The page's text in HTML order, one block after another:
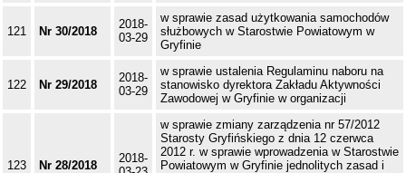
121 Nr 30/2018
2018-
03-29
w sprawie zasad użytkowania samochodów
służbowych w Starostwie Powiatowym w
Gryfinie
122 Nr 29/2018
2018-
03-29
w sprawie ustalenia Regulaminu naboru na
stanowisko dyrektora Zakładu Aktywności
Zawodowej w Gryfinie w organizacji
123 Nr 28/2018
2018-
w sprawie zmiany zarządzenia nr 57/2012
Starosty Gryfińskiego z dnia 12 czerwca
2012 r. w sprawie wprowadzenia w Starostwie
Powiatowym w Gryfinie jednolitych zasad i